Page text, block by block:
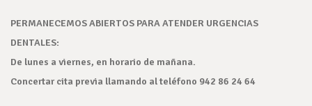
PERMANECEMOS ABIERTOS PARA ATENDER URGENCIAS
DENTALES:
De lunes a viernes, en horario de mañana.
Concertar cita previa llamando al teléfono 942 86 24 64